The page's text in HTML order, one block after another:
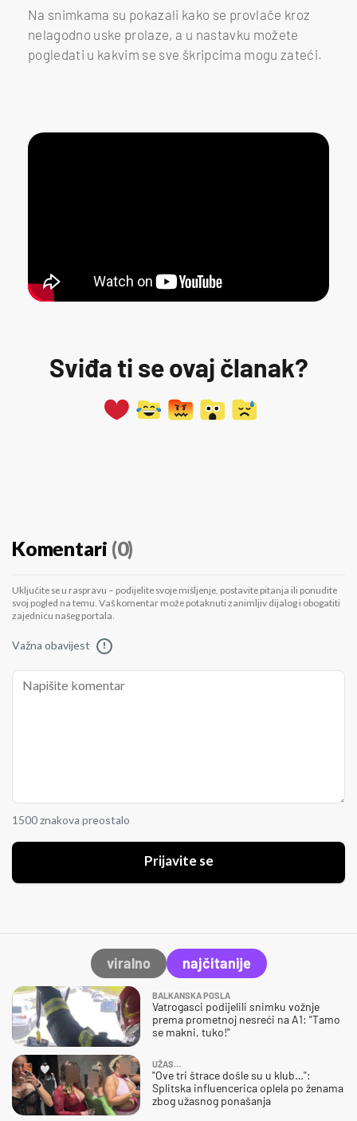
Na snimkama su pokazali kako se provlače kroz
nelagodno uske prolaze, a u nastavku možete
pogledati u kakvim se sve škripcima mogu zateći.
Sviđa ti se ovaj članak?
Komentari (0)
Uključite se u raspravu – podijelite svoje mišljenje, postavite pitanja ili ponudite
svoj pogled na temu. Vaš komentar može potaknuti zanimljiv dijalog i obogatiti
zajednicu našeg portala.
Važna obavijest !
1500 znakova preostalo
Prijavite se
viralno najčitanije
BALKANSKA POSLA
Vatrogasci podijelili snimku vožnje
prema prometnoj nesreći na A1: "Tamo
se makni, tuko!"
UŽAS…
"Ove tri štrace došle su u klub…":
Splitska influencerica oplela po ženama
zbog užasnog ponašanja